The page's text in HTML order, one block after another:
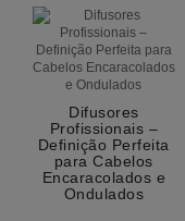
Difusores
Profissionais –
Definição Perfeita
para Cabelos
Encaracolados e
Ondulados